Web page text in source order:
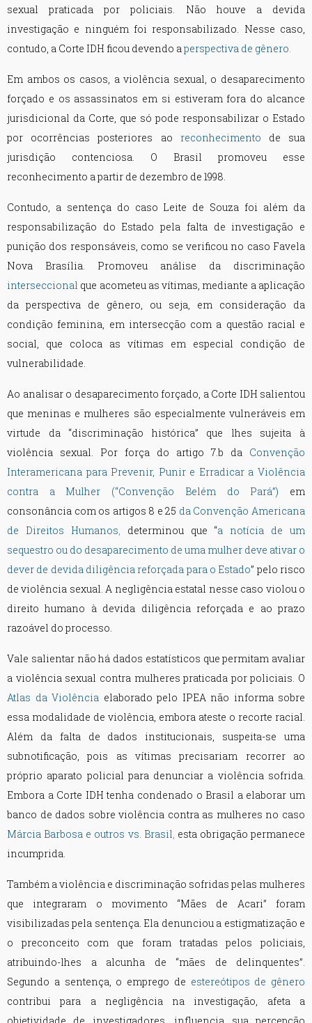
sexual praticada por policiais. Não houve a devida
investigação e ninguém foi responsabilizado. Nesse caso,
contudo, a Corte IDH ficou devendo aperspectiva de gênero.
Em ambos os casos, a violência sexual, o desaparecimento
forçado e os assassinatos em si estiveram fora do alcance
jurisdicional da Corte, que só pode responsabilizar o Estado
por ocorrências posteriores ao
reconhecimento
de sua
jurisdição contenciosa. O Brasil promoveu esse
reconhecimento a partir de dezembro de 1998.
Contudo, a sentença do caso Leite de Souza foi além da
responsabilização do Estado pela falta de investigação e
punição dos responsáveis, como se verificou no caso Favela
Nova Brasília. Promoveu análise da discriminação
interseccional que acometeu as vítimas, mediante a aplicação
da perspectiva de gênero, ou seja, em consideração da
condição feminina, em intersecção com a questão racial e
social, que coloca as vítimas em especial condição de
vulnerabilidade.
Ao analisar o desaparecimento forçado, a Corte IDH salientou
que meninas e mulheres são especialmente vulneráveis em
virtude da “discriminação histórica” que lhes sujeita à
violência sexual. Por força do artigo 7.b da Convenção
Interamericana para Prevenir, Punir e Erradicar a Violência
contra a Mulher (“Convenção Belém do Pará”)
em
consonância com os artigos 8 e 25 da Convenção Americana
de Direitos Humanos, determinou que “a notícia de um
sequestro ou do desaparecimento de uma mulher deve ativar o
dever de devida diligência reforçada para o Estado” pelo risco
de violência sexual. A negligência estatal nesse caso violou o
direito humano à devida diligência reforçada e ao prazo
razoável do processo.
Vale salientar não há dados estatísticos que permitam avaliar
a violência sexual contra mulheres praticada por policiais. O
Atlas da Violência elaborado pelo IPEA não informa sobre
essa modalidade de violência, embora ateste o recorte racial.
Além da falta de dados institucionais, suspeita-se uma
subnotificação, pois as vítimas precisariam recorrer ao
próprio aparato policial para denunciar a violência sofrida.
Embora a Corte IDH tenha condenado o Brasil a elaborar um
banco de dados sobre violência contra as mulheres no caso
Márcia Barbosa e outros vs. Brasil, esta obrigação permanece
incumprida.
Também a violência e discriminação sofridas pelas mulheres
que integraram o movimento “Mães de Acari” foram
visibilizadas pela sentença. Ela denunciou a estigmatização e
o preconceito com que foram tratadas pelos policiais,
atribuindo-lhes a alcunha de “mães de delinquentes”.
Segundo a sentença, o emprego de estereótipos de gênero
contribui para a negligência na investigação, afeta a